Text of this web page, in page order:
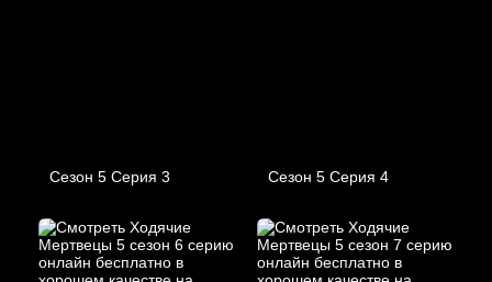
Сезон 5 Серия 3 Сезон 5 Серия 4